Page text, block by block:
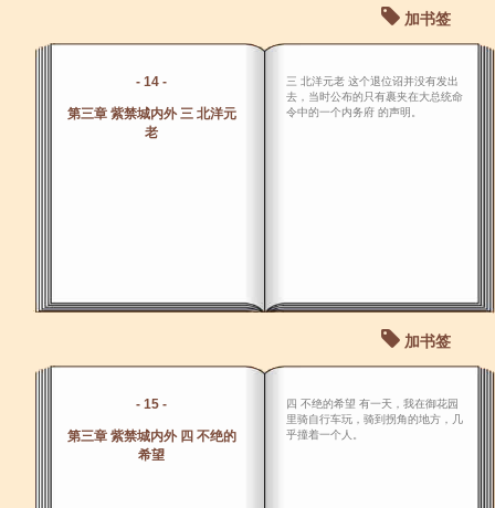
加书签
- 14 -
第三章 紫禁城内外 三 北洋元
老
三 北洋元老 这个退位诏并没有发出
去，当时公布的只有裹夹在大总统命
令中的一个内务府 的声明。
加书签
- 15 -
第三章 紫禁城内外 四 不绝的
希望
四 不绝的希望 有一天，我在御花园
里骑自行车玩，骑到拐角的地方，几
乎撞着一个人。